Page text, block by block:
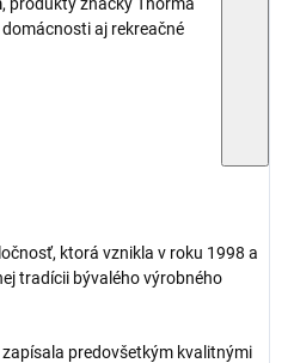
domácnosti aj rekreačné
ktorá vznikla v roku 1998 a
tradícii bývalého výrobného
predovšetkým kvalitnými